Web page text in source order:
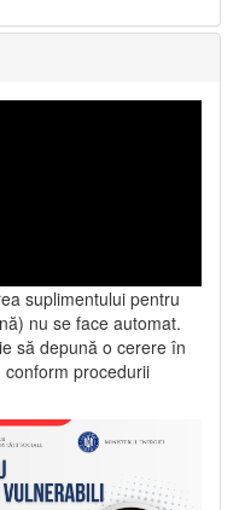
suplimentului pentru
nu se face automat.
să depună o cerere în
procedurii